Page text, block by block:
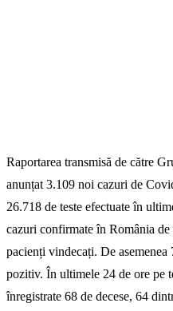
Raportarea transmisă de către
anunțat 3.109 noi cazuri de
26.718 de teste efectuate în
cazuri confirmate în România
pacienți vindecați. De
pozitiv. În ultimele 24 de ore pe
înregistrate 68 de decese, 64